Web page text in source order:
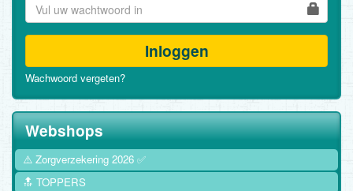
Inloggen
Wachwoord vergeten?
Webshops
⚠️ Zorgverzekering 2026 ✅
🔝 TOPPERS